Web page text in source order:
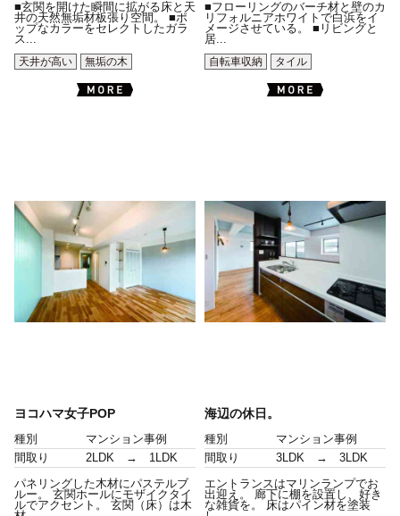
■玄関を開けた瞬間に拡がる床と天
井の天然無垢材板張り空間。 ■ポ
ップなカラーをセレクトしたガラ
ス...
天井が高い
無垢の木
■フローリングのバーチ材と壁のカ
リフォルニアホワイトで白浜をイ
メージさせている。 ■リビングと
居...
自転車収納
タイル
ヨコハマ女子POP
種別
マンション事例
間取り
2LDK → 1LDK
パネリングした木材にパステルブ
ルー。 玄関ホールにモザイクタイ
ルでアクセント。 玄関（床）は木
海辺の休日。
種別
マンション事例
間取り
3LDK → 3LDK
エントランスはマリンランプでお
出迎え。 廊下に棚を設置し、好き
な雑貨を。 床はパイン材を塗装